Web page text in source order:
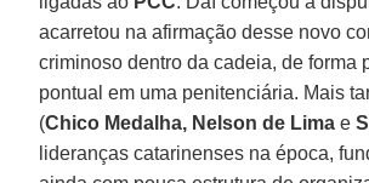
acarretou na afirmação desse novo
criminoso dentro da cadeia, de forma
pontual em uma penitenciária. Mais
(Chico Medalha, Nelson de Limae
lideranças catarinenses na época,